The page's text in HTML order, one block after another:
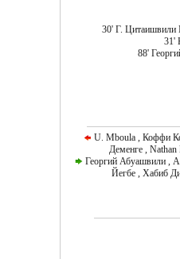
30' Г. Цитаишвили
31'
88'
U. Mboula , Коффи
Деменге , Nathan
Георгий Абуашвили ,
Йегбе , Хабиб